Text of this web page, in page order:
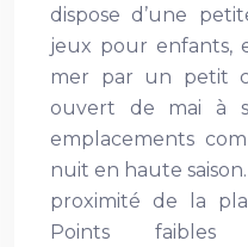
dispose d’une
jeux pour enfants,
mer par un petit
ouvert de mai à
emplacements
nuit en haute
proximité de la
Points